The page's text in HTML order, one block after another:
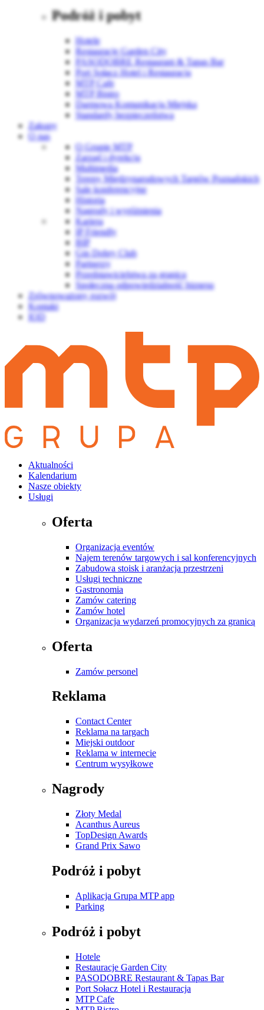
Podróż i pobyt
Hotele
Restauracje Garden City
PASODOBRE Restaurant & Tapas Bar
Port Sołacz Hotel i Restauracja
MTP Cafe
MTP Bistro
Darmowa Komunikacja Miejska
Standardy bezpieczeństwa
Zakupy
O nas
O Grupie MTP
Zarząd i dyrekcja
Multimedia
Tereny Międzynarodowych Targów Poznańskich
Sale konferencyjne
Historia
Nagrody i wyróżnienia
Kariera
IP Friendly
BIP
Gin Dobry Club
Partnerzy
Przedstawicielstwa za granicą
Społeczna odpowiedzialność biznesu
Zrównoważony rozwój
Kontakt
IOD
Aktualności
Kalendarium
Nasze obiekty
Usługi
Oferta
Organizacja eventów
Najem terenów targowych i sal konferencyjnych
Zabudowa stoisk i aranżacja przestrzeni
Usługi techniczne
Gastronomia
Zamów catering
Zamów hotel
Organizacja wydarzeń promocyjnych za granicą
Oferta
Zamów personel
Reklama
Contact Center
Reklama na targach
Miejski outdoor
Reklama w internecie
Centrum wysyłkowe
Nagrody
Złoty Medal
Acanthus Aureus
TopDesign Awards
Grand Prix Sawo
Podróż i pobyt
Aplikacja Grupa MTP app
Parking
Podróż i pobyt
Hotele
Restauracje Garden City
PASODOBRE Restaurant & Tapas Bar
Port Sołacz Hotel i Restauracja
MTP Cafe